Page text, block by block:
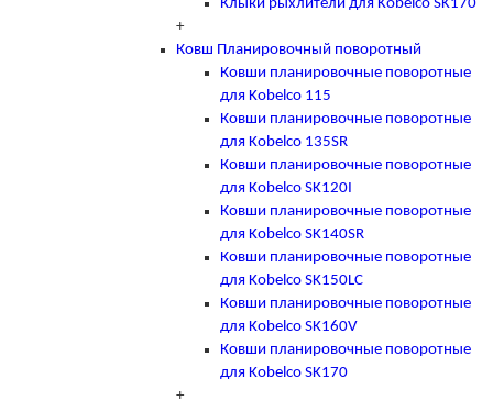
Клыки рыхлители для Kobelco SK170
+
Ковш Планировочный поворотный
Ковши планировочные поворотные
для Kobelco 115
Ковши планировочные поворотные
для Kobelco 135SR
Ковши планировочные поворотные
для Kobelco SK120I
Ковши планировочные поворотные
для Kobelco SK140SR
Ковши планировочные поворотные
для Kobelco SK150LC
Ковши планировочные поворотные
для Kobelco SK160V
Ковши планировочные поворотные
для Kobelco SK170
+